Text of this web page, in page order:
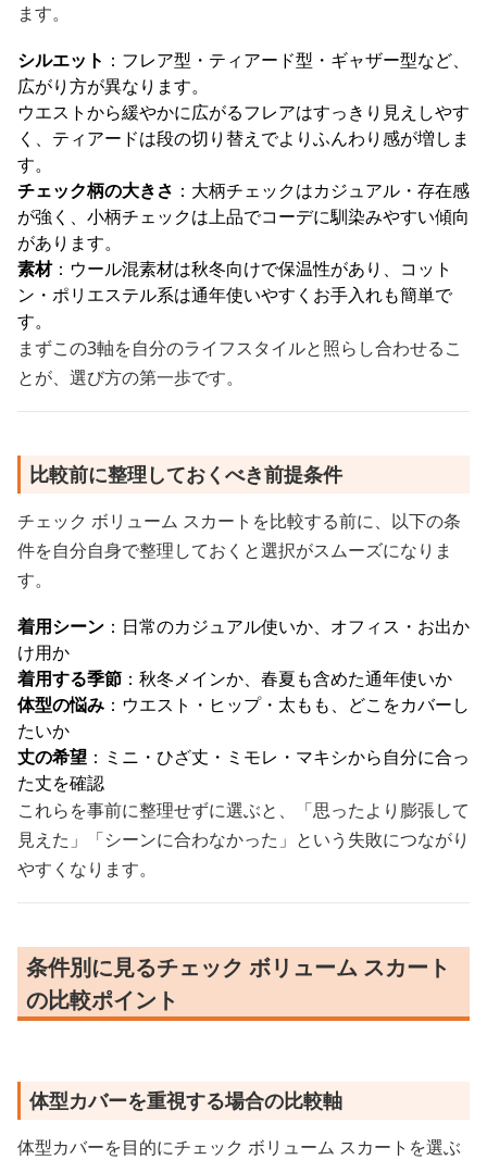
ます。
シルエット ：フレア型・ティアード型・ギャザー型など、
広がり方が異なります。
ウエストから緩やかに広がるフレアはすっきり見えしやす
く、ティアードは段の切り替えでよりふんわり感が増しま
す。
チェック柄の大きさ ：大柄チェックはカジュアル・存在感
が強く、小柄チェックは上品でコーデに馴染みやすい傾向
があります。
素材：ウール混素材は秋冬向けで保温性があり、コット
ン・ポリエステル系は通年使いやすくお手入れも簡単で
す。
まずこの3軸を自分のライフスタイルと照らし合わせるこ
とが、選び方の第一歩です。
比較前に整理しておくべき前提条件
チェック ボリューム スカートを比較する前に、以下の条
件を自分自身で整理しておくと選択がスムーズになりま
す。
着用シーン ：日常のカジュアル使いか、オフィス・お出か
け用か
着用する季節 ：秋冬メインか、春夏も含めた通年使いか
体型の悩み ：ウエスト・ヒップ・太もも、どこをカバーし
たいか
丈の希望 ：ミニ・ひざ丈・ミモレ・マキシから自分に合っ
た丈を確認
これらを事前に整理せずに選ぶと、「思ったより膨張して
見えた」「シーンに合わなかった」という失敗につながり
やすくなります。
条件別に見るチェック ボリューム スカート
の比較ポイント
体型カバーを重視する場合の比較軸
体型カバーを目的にチェック ボリューム スカートを選ぶ